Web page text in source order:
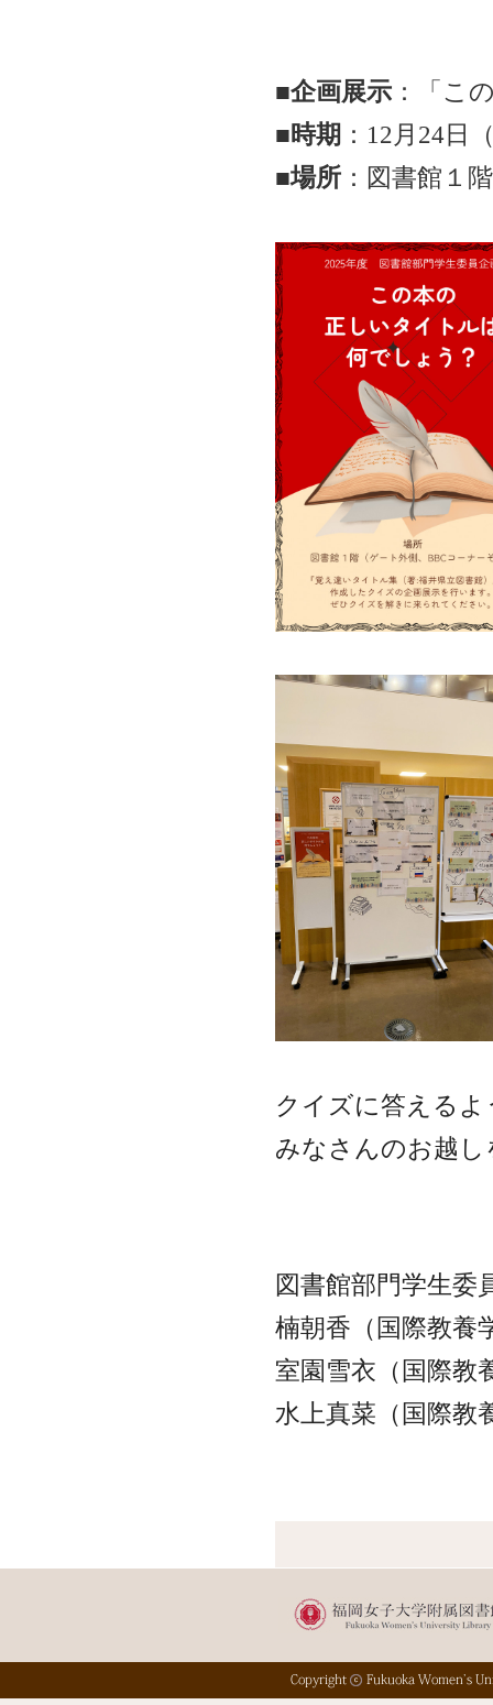
■企画展示 ：「こ
■時期 ：12月24日
■場所 ：図書館１
クイズに答える
みなさんのお越
図書館部門学生委
楠朝香（国際教養
室園雪衣（国際教
水上真菜（国際教